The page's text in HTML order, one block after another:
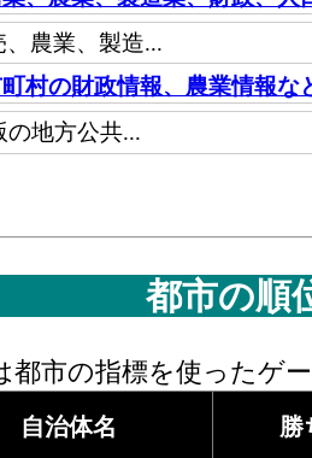
709[
材料、
額
10,784[
5,598[
形固定
2,425[
、燃料、電力使用等額[
と電力も含む年間原材
出荷額等[百万円](2016)
定資産年末現在高[百万
(2016)：パルプ・紙・
[人](2016)
：パルプ・
農業、製造...
村の財政情報、農業情報な
の地方公共...
都市の順
都市の指標を使ったゲ
自治体名 勝